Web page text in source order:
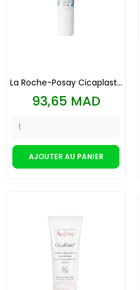
La Roche-Posay Cicaplast...
Prix
93,65 MAD
AJOUTER AU PANIER